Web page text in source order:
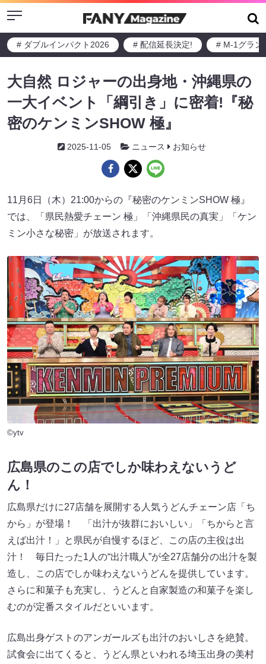
Menu
# ダブルインパクト2026 # 配信延長決定! # M-1グラン
大自然 ロジャーの出身地・沖縄県の
一大イベント「綱引き」に密着!『秘
密のケンミンSHOW 極』
2025-11-05 ニュース お知らせ
11月6日（木）21:00からの『秘密のケンミンSHOW 極』
では、「県民熱愛チェーン 極」「沖縄県民の真実」「ケン
ミン小さな秘密」が放送されます。
©ytv
広島県のこの店でしか味わえないうど
ん！
広島県だけに27店舗を展開する人気うどんチェーン店「ち
から」が登場！ 「出汁が抜群においしい」「ちからと言
えば出汁！」と県民が自慢するほど、この店の主役は出
汁！ 毎日たった1人の“出汁職人”が全27店舗分の出汁を製
造し、この店でしか味わえないうどんを提供しています。
さらに和菓子も充実し、うどんと自家製造の和菓子を楽し
むのが定番スタイルだといいます。
広島出身ゲストのアンガールズも出汁のおいしさを絶賛。
試食会に出てくると、うどん県といわれる埼玉出身の美村